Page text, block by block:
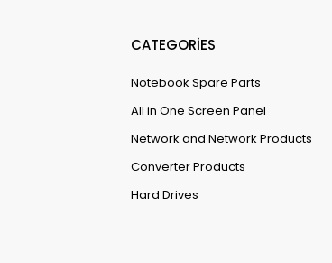
CATEGORİES
Notebook Spare Parts
All in One Screen Panel
Network and Network Products
Converter Products
Hard Drives